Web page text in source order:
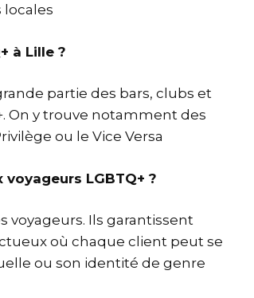
locales
à Lille ?
partie des bars, clubs et
On y trouve notamment des
ou le Vice Versa
LGBTQ+ ?
voyageurs. Ils garantissent
où chaque client peut se
ou son identité de genre